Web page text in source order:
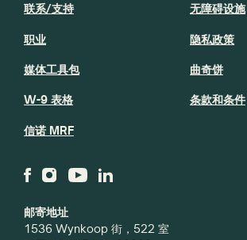
邮寄地址
1536 Wynkoop 街，522 室
联系/支持
职业
媒体工具包
W-9 表格
信诺 MRF
无障碍设施
隐私政策
曲奇饼
条款和条件